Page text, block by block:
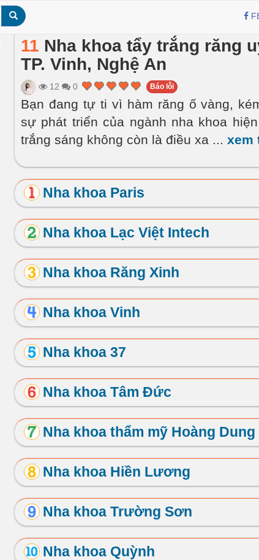
11 Nha khoa tẩy trắng răng
TP. Vinh, Nghệ An
12 0 Báo lỗi
Bạn đang tự ti vì hàm răng ố vàng,
sự phát triển của ngành nha khoa
trắng sáng không còn là điều xa ... xem
Nha khoa Paris
Nha khoa Lạc Việt Intech
Nha khoa Răng Xinh
Nha khoa Vinh
Nha khoa 37
Nha khoa Tâm Đức
Nha khoa thẩm mỹ Hoàng Dung
Nha khoa Hiền Lương
Nha khoa Trường Sơn
Nha khoa Quỳnh